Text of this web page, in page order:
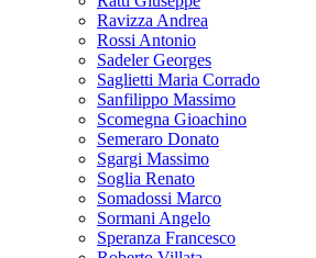
Ravizza Andrea
Rossi Antonio
Sadeler Georges
Saglietti Maria Corrado
Sanfilippo Massimo
Scomegna Gioachino
Semeraro Donato
Sgargi Massimo
Soglia Renato
Somadossi Marco
Sormani Angelo
Speranza Francesco